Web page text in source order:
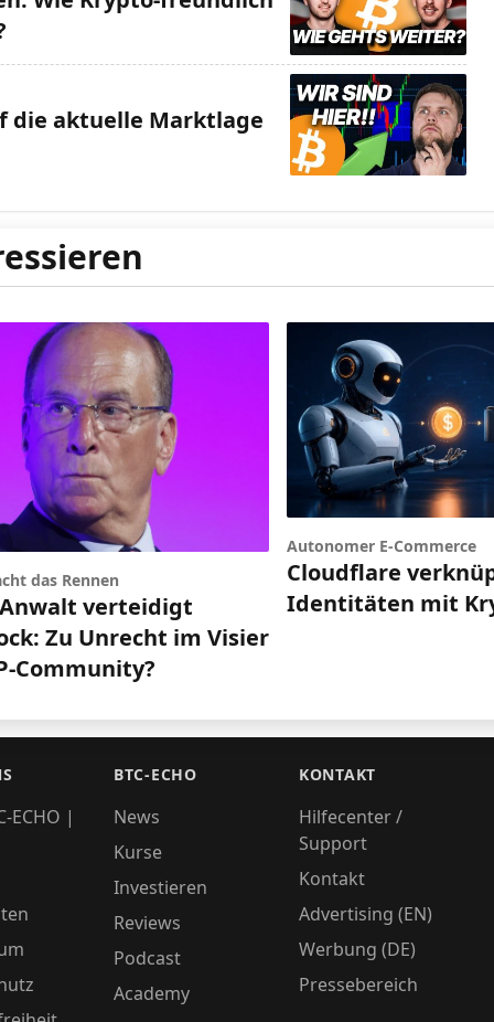
die aktuelle Marktlage
das Rennen
verteidigt
Zu Unrecht im Visier
Community?
Autonomer E-Commerce
Cloudflare
Identitäten mit
ECHO |
BTC-ECHO
News
Kurse
Investieren
Reviews
Podcast
Academy
KONTAKT
Hilfecenter /
Support
Kontakt
Advertising (EN)
Werbung (DE)
Pressebereich